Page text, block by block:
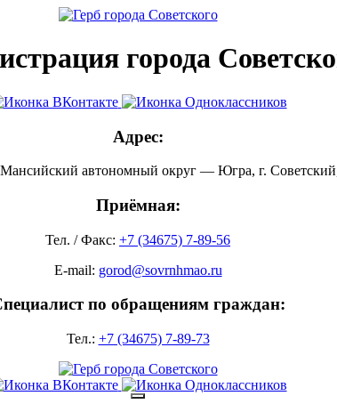
города
Адрес:
автономный округ — Югра, г.
Приёмная:
Тел. / Факс: +7 (34675) 7-89-56
E-mail: gorod@sovrnhmao.ru
по обращениям граждан:
Тел.: +7 (34675) 7-89-73